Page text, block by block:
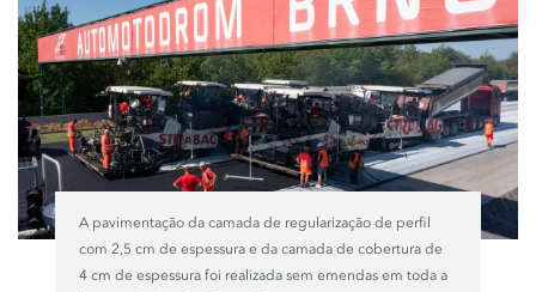
A pavimentação da camada de regularização de perfil
com 2,5 cm de espessura e da camada de cobertura de
4 cm de espessura foi realizada sem emendas em toda a